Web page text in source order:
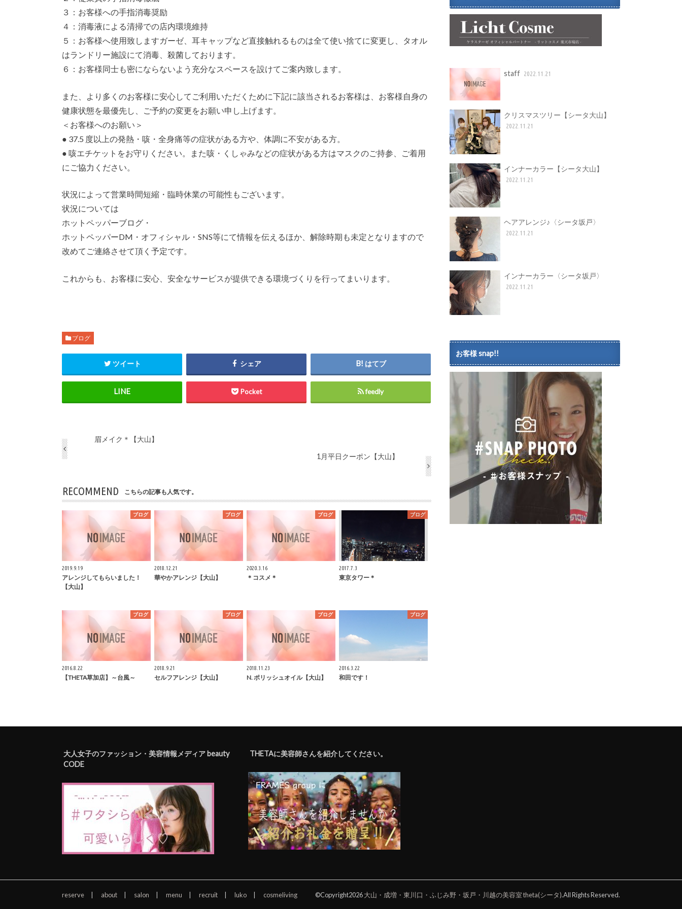
３：お客様への手指消毒奨励
４：消毒液による清掃での店内環境維持
５：お客様へ使用致しますガーゼ、耳キャップなど直接触れるものは全て使い捨てに変更し、タオル
はランドリー施設にて消毒、殺菌しております。
６：お客様同士も密にならないよう充分なスペースを設けてご案内致します。
また、より多くのお客様に安心してご利用いただくために下記に該当されるお客様は、お客様自身の
健康状態を最優先し、ご予約の変更をお願い申し上げます。
＜お客様へのお願い＞
● 37.5 度以上の発熱・咳・全身痛等の症状がある方や、体調に不安がある方。
● 咳エチケットをお守りください。また咳・くしゃみなどの症状がある方はマスクのご持参、ご着用
にご協力ください。
状況によって営業時間短縮・臨時休業の可能性もございます。
状況については
ホットペッパーブログ・
ホットペッパーDM・オフィシャル・SNS等にて情報を伝えるほか、解除時期も未定となりますので
改めてご連絡させて頂く予定です。
これからも、お客様に安心、安全なサービスが提供できる環境づくりを行ってまいります。
ブログ
ツイート シェア はてブ
Pocket feedly
眉メイク＊【大山】
1月平日クーポン【大山】
RECOMMEND こちらの記事も人気です。
ブログ
2019.9.19
アレンジしてもらいました！
【大山】
ブログ
2018.12.21
華やかアレンジ【大山】
ブログ
2020.3.16
＊コスメ＊
ブログ
2017.7.3
東京タワー＊
ブログ
2016.8.22
【THETA草加店】～台風～
ブログ
2018.9.21
セルフアレンジ【大山】
ブログ
2018.11.23
N. ポリッシュオイル【大山】
ブログ
2016.3.22
和田です！
staff 2022.11.21
クリスマスツリー【シータ大山】
2022.11.21
インナーカラー【シータ大山】
2022.11.21
ヘアアレンジ♪〈シータ坂戸〉
2022.11.21
インナーカラー〈シータ坂戸〉
2022.11.21
お客様 snap!!
大人女子のファッション・美容情報メディア beauty
CODE
THETAに美容師さんを紹介してください。
reserve about salon menu recruit luko cosmeliving ©Copyright2026大山・成増・東川口・ふじみ野・坂戸・川越の美容室 theta(シータ).All Rights Reserved.